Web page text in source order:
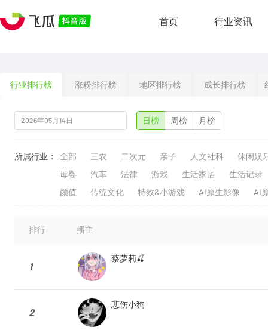
首页 行业资讯
行业排行榜 涨粉排行榜 地区排行榜 成长排行榜
日榜 周榜 月榜
所属行业： 全部 三农 二次元 亲子 人文社科
休闲娱
母婴
汽车 法律 游戏 生活家居
生活记录
颜值
传统文化 特效&小游戏 AI原生影像 AI
排行 播主
1
蔡萝莉🍒
2
悲伤小狗